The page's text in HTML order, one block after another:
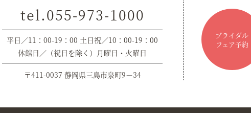
tel.055-973-1000
平日／11：00-19：00 土日祝／10：00-19：00
休館日／（祝日を除く）月曜日・火曜日
〒411-0037 静岡県三島市泉町9－34
ブライダル
フェア予約